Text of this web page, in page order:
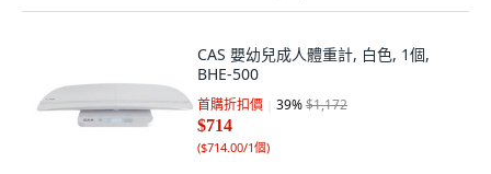
CAS 嬰幼兒成人體重計, 白色, 1個,
BHE-500
首購折扣價 39%$1,172
$714
($714.00/1個)